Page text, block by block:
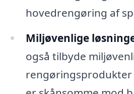
hovedrengøring af
Miljøvenlige
også tilbyde